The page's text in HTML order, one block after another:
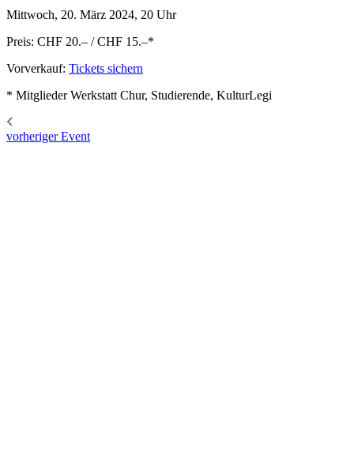
Mittwoch, 20. März 2024, 20 Uhr
Preis: CHF 20.– / CHF 15.–*
Vorverkauf: Tickets sichern
* Mitglieder Werkstatt Chur, Studierende, KulturLegi
vorheriger Event